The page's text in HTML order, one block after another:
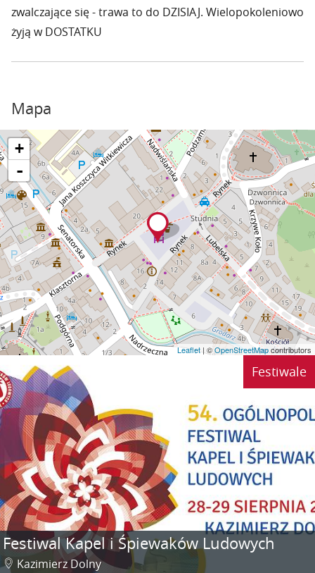
zwalczające się - trawa to do DZISIAJ. Wielopokoleniowo
żyją w DOSTATKU
Mapa
+
-
Leaflet | ©OpenStreetMapcontributors
Festiwale
Festiwal Kapel i Śpiewaków Ludowych
Kazimierz Dolny